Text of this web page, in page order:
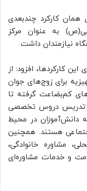
همان کارکرد چندبعدی
به عنوان مرکز
نیازمندان داشت.
کارکردها، افزود: از
برای زوج‌های جوان
کم‌بضاعت گرفته تا
تدریس دروس تخصصی
دانش‌آموزان در محیط
هستند. همچنین
مشاوره خانوادگی،
و خدمات مشاوره‌ای